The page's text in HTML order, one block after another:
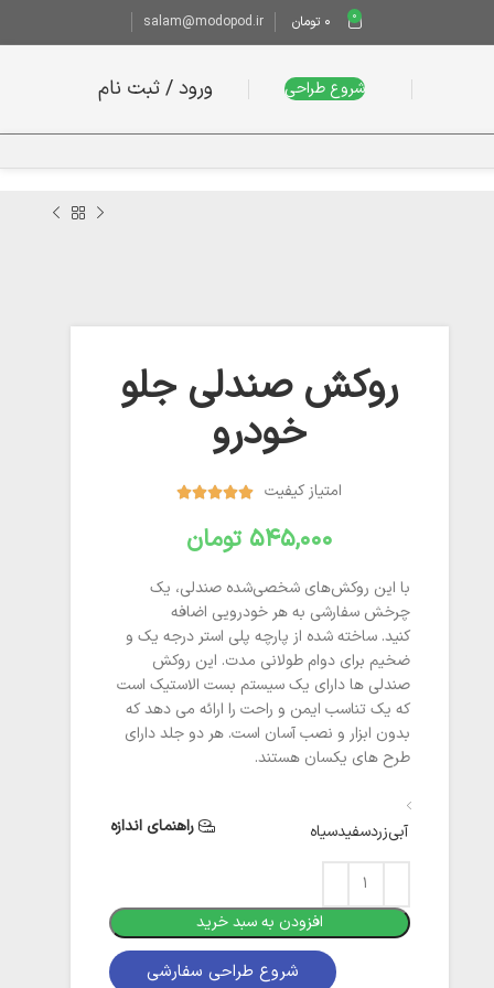
0
0 تومان salam@modopod.ir
شروع طراحی ورود / ثبت نام
روکش صندلی جلو
خودرو
امتیاز کیفیت 




تومان
با این روکش‌های شخصی‌شده صندلی، یک
چرخش سفارشی به هر خودرویی اضافه
کنید.ساخته شده از پارچه پلی استر درجه یک و
ضخیم برای دوام طولانی مدت. این روکش
صندلی ها دارای یک سیستم بست الاستیک است
که یک تناسب ایمن و راحت را ارائه می دهد که
بدون ابزار و نصب آسان است.هر دو جلد دارای
طرح های یکسان هستند.
شروع طراحی سفارشی
آبیزردسفیدسیاه راهنمای اندازه
افزودن به سبد خرید